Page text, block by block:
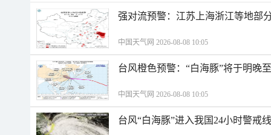
强对流预警：江苏上海浙江等地部
中国天气网 2026-08-08 10:05
台风橙色预警：“白海豚”将于明晚
中国天气网 2026-08-08 10:05
台风“白海豚”进入我国24小时警戒